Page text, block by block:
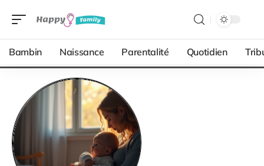
Bambin Naissance Parentalité Quotidien